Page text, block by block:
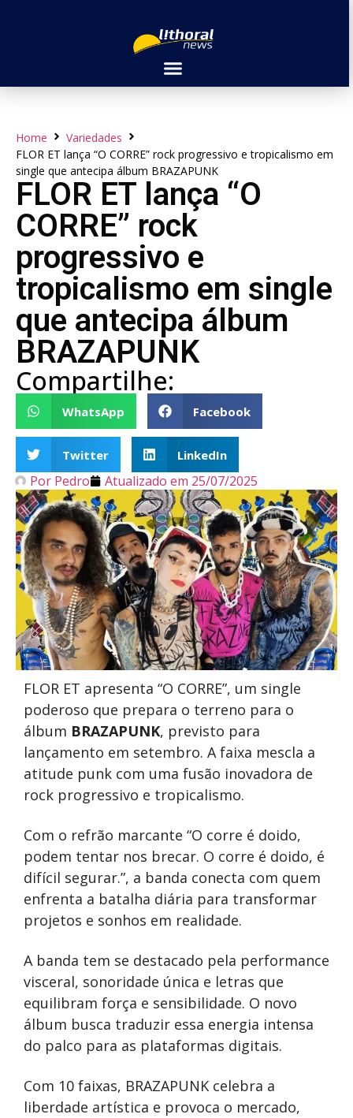
Home
Variedades
FLOR ET lança “O CORRE” rock progressivo e tropicalismo em
single que antecipa álbum BRAZAPUNK
FLOR ET lança “O
CORRE” rock
progressivo e
tropicalismo em single
que antecipa álbum
BRAZAPUNK
Compartilhe:
WhatsApp Facebook
Twitter LinkedIn
Por Pedro Atualizado em 25/07/2025
FLOR ET apresenta “O CORRE”, um single
poderoso que prepara o terreno para o
álbum BRAZAPUNK, previsto para
lançamento em setembro. A faixa mescla a
atitude punk com uma fusão inovadora de
rock progressivo e tropicalismo.
Com o refrão marcante “O corre é doido,
podem tentar nos brecar. O corre é doido, é
difícil segurar.”, a banda conecta com quem
enfrenta a batalha diária para transformar
projetos e sonhos em realidade.
A banda tem se destacado pela performance
visceral, sonoridade única e letras que
equilibram força e sensibilidade. O novo
álbum busca traduzir essa energia intensa
do palco para as plataformas digitais.
Com 10 faixas, BRAZAPUNK celebra a
liberdade artística e provoca o mercado,